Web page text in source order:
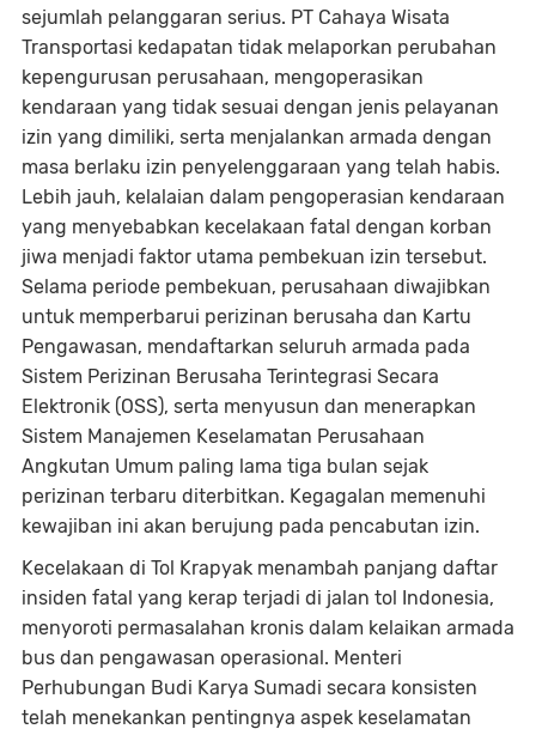
sejumlah pelanggaran serius. PT Cahaya Wisata
Transportasi kedapatan tidak melaporkan perubahan
kepengurusan perusahaan, mengoperasikan
kendaraan yang tidak sesuai dengan jenis pelayanan
izin yang dimiliki, serta menjalankan armada dengan
masa berlaku izin penyelenggaraan yang telah habis.
Lebih jauh, kelalaian dalam pengoperasian kendaraan
yang menyebabkan kecelakaan fatal dengan korban
jiwa menjadi faktor utama pembekuan izin tersebut.
Selama periode pembekuan, perusahaan diwajibkan
untuk memperbarui perizinan berusaha dan Kartu
Pengawasan, mendaftarkan seluruh armada pada
Sistem Perizinan Berusaha Terintegrasi Secara
Elektronik (OSS), serta menyusun dan menerapkan
Sistem Manajemen Keselamatan Perusahaan
Angkutan Umum paling lama tiga bulan sejak
perizinan terbaru diterbitkan. Kegagalan memenuhi
kewajiban ini akan berujung pada pencabutan izin.
Kecelakaan di Tol Krapyak menambah panjang daftar
insiden fatal yang kerap terjadi di jalan tol Indonesia,
menyoroti permasalahan kronis dalam kelaikan armada
bus dan pengawasan operasional. Menteri
Perhubungan Budi Karya Sumadi secara konsisten
telah menekankan pentingnya aspek keselamatan